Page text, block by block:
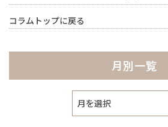
コラムトップに戻る
月別一覧